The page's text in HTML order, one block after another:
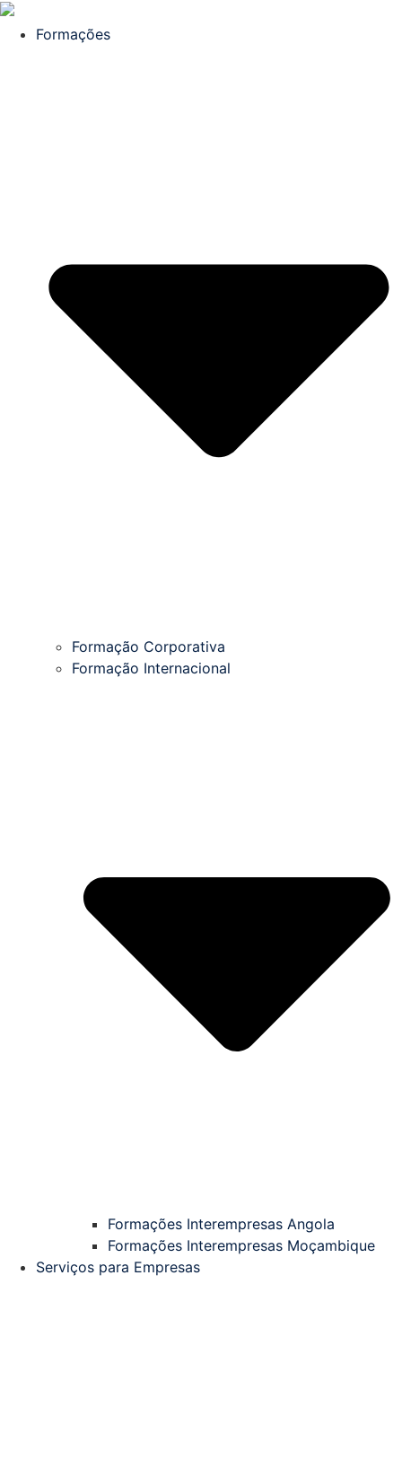
Formações
Formação Corporativa
Formação Internacional
Formações Interempresas Angola
Formações Interempresas Moçambique
Serviços para Empresas